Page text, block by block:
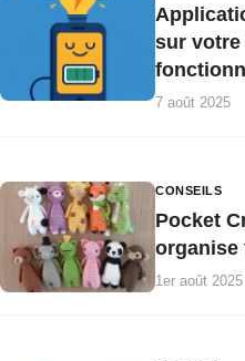
sur votre
7 août 2025
CONSEILS
Pocket
organise
1er août 2025